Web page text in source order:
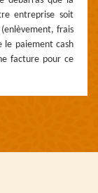
entreprise soit
frais
le paiement cash
facture pour ce